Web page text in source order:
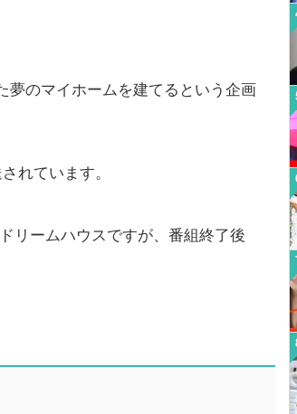
夢のマイホームを建てるという企画
れています。
リームハウスですが、番組終了後